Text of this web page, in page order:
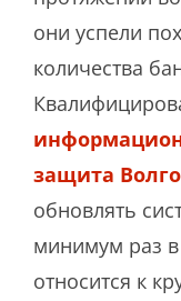
они успели
количества
защита
обновлять
минимум раз
относится к